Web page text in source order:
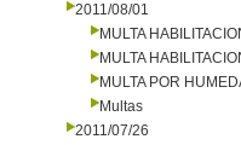
2011/08/01
MULTA
MULTA
MULTA POR
Multas
2011/07/26